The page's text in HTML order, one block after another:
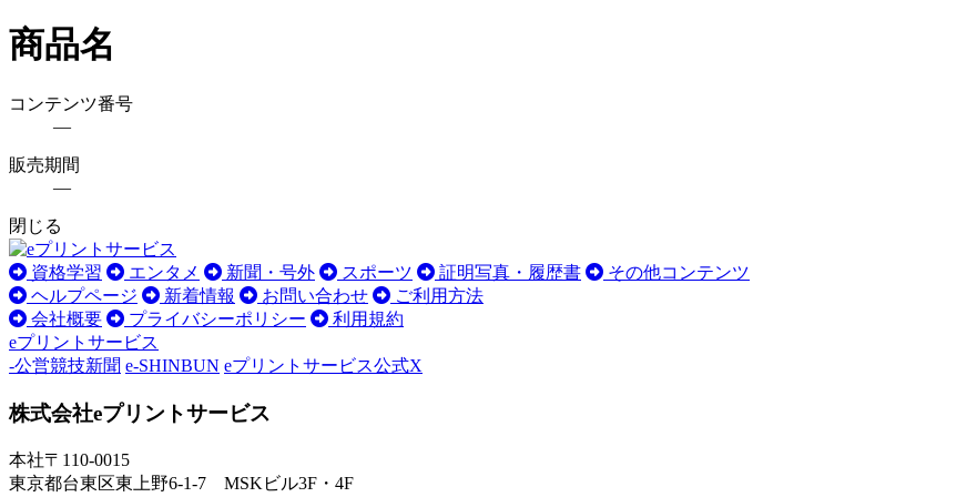
商品名
コンテンツ番号
―
販売期間
―
閉じる
資格学習 エンタメ 新聞・号外 スポーツ 証明写真・履歴書
その他コンテンツ
ヘルプページ
新着情報 お問い合わせ
ご利用方法
会社概要
プライバシーポリシー
利用規約
eプリントサービス
-公営競技新聞 e-SHINBUN eプリントサービス公式X
株式会社eプリントサービス
本社〒110-0015
東京都台東区東上野6-1-7 MSKビル3F・4F